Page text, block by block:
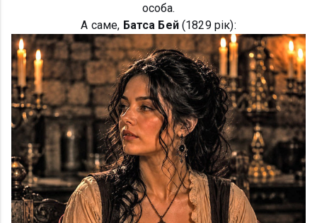
особа.
А саме, Батса Бей(1829 рік):